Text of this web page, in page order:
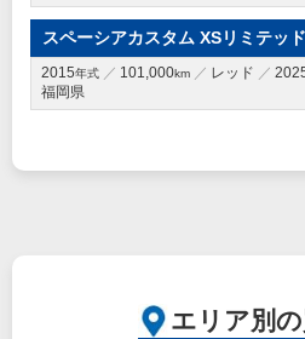
スペーシアカスタム XSリミテッ
2015年式 101,000km レッド
福岡県
エリア別